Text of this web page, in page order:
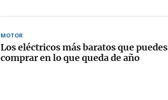
MOTOR
Los eléctricos más baratos que puedes
comprar en lo que queda de año